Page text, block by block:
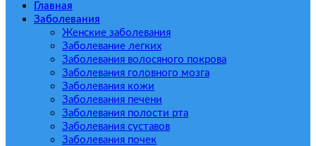
Главная
Заболевания
Женские заболевания
Заболевание легких
Заболевания волосяного покрова
Заболевания головного мозга
Заболевания кожи
Заболевания печени
Заболевания полости рта
Заболевания суставов
Заболевания почек